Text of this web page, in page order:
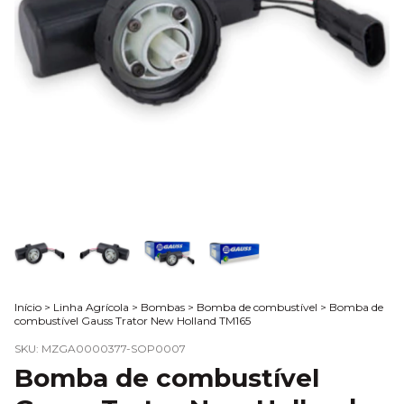
Início > Linha Agrícola > Bombas > Bomba de combustível > Bomba de
combustível Gauss Trator New Holland TM165
SKU: MZGA0000377-SOP0007
Bomba de combustível